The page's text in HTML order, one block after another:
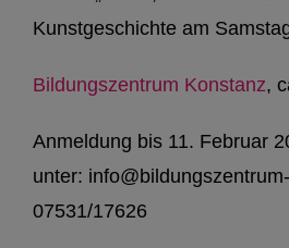
Kunstgeschichte am
Bildungszentrum Konstanz,
Anmeldung bis 11. Februar
unter:
07531/17626